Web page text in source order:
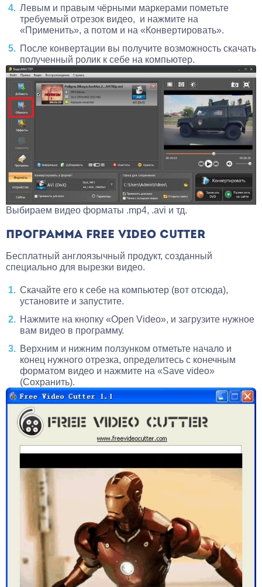
Левым и правым чёрными маркерами пометьте
требуемый отрезок видео, и нажмите на
«Применить», а потом и на «Конвертировать».
После конвертации вы получите возможность скачать
полученный ролик к себе на компьютер.
Выбираем видео форматы .mp4, .avi и тд.
ПРОГРАММА FREE VIDEO CUTTER
Бесплатный англоязычный продукт, созданный
специально для вырезки видео.
Скачайте его к себе на компьютер (вот отсюда),
установите и запустите.
Нажмите на кнопку «Open Video», и загрузите нужное
вам видео в программу.
Верхним и нижним ползунком отметьте начало и
конец нужного отрезка, определитесь с конечным
форматом видео и нажмите на «Save video»
(Сохранить).